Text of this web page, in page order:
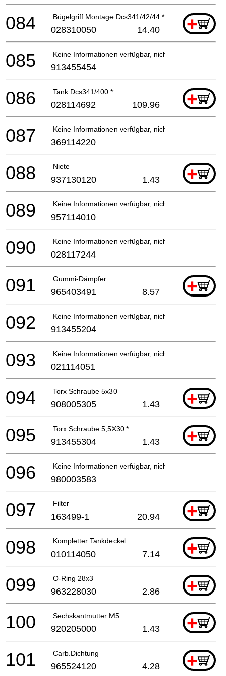
Bügelgriff Montage Dcs341/42/44 * +
084 028310050 14.40
Keine Informationen verfügbar, nicht bestellbar
085 913455454
Tank Dcs341/400 * +
086 028114692 109.96
Keine Informationen verfügbar, nicht bestellbar
087 369114220
Niete +
088 937130120 1.43
Keine Informationen verfügbar, nicht bestellbar
089 957114010
Keine Informationen verfügbar, nicht bestellbar
090 028117244
Gummi-Dämpfer +
091 965403491 8.57
Keine Informationen verfügbar, nicht bestellbar
092 913455204
Keine Informationen verfügbar, nicht bestellbar
093 021114051
Torx Schraube 5x30 +
094 908005305 1.43
Torx Schraube 5,5X30 * +
095 913455304 1.43
Keine Informationen verfügbar, nicht bestellbar
096 980003583
Filter +
097 163499-1 20.94
Kompletter Tankdeckel +
098 010114050 7.14
O-Ring 28x3 +
099 963228030 2.86
Sechskantmutter M5 +
100 920205000 1.43
Carb.Dichtung +
101 965524120 4.28